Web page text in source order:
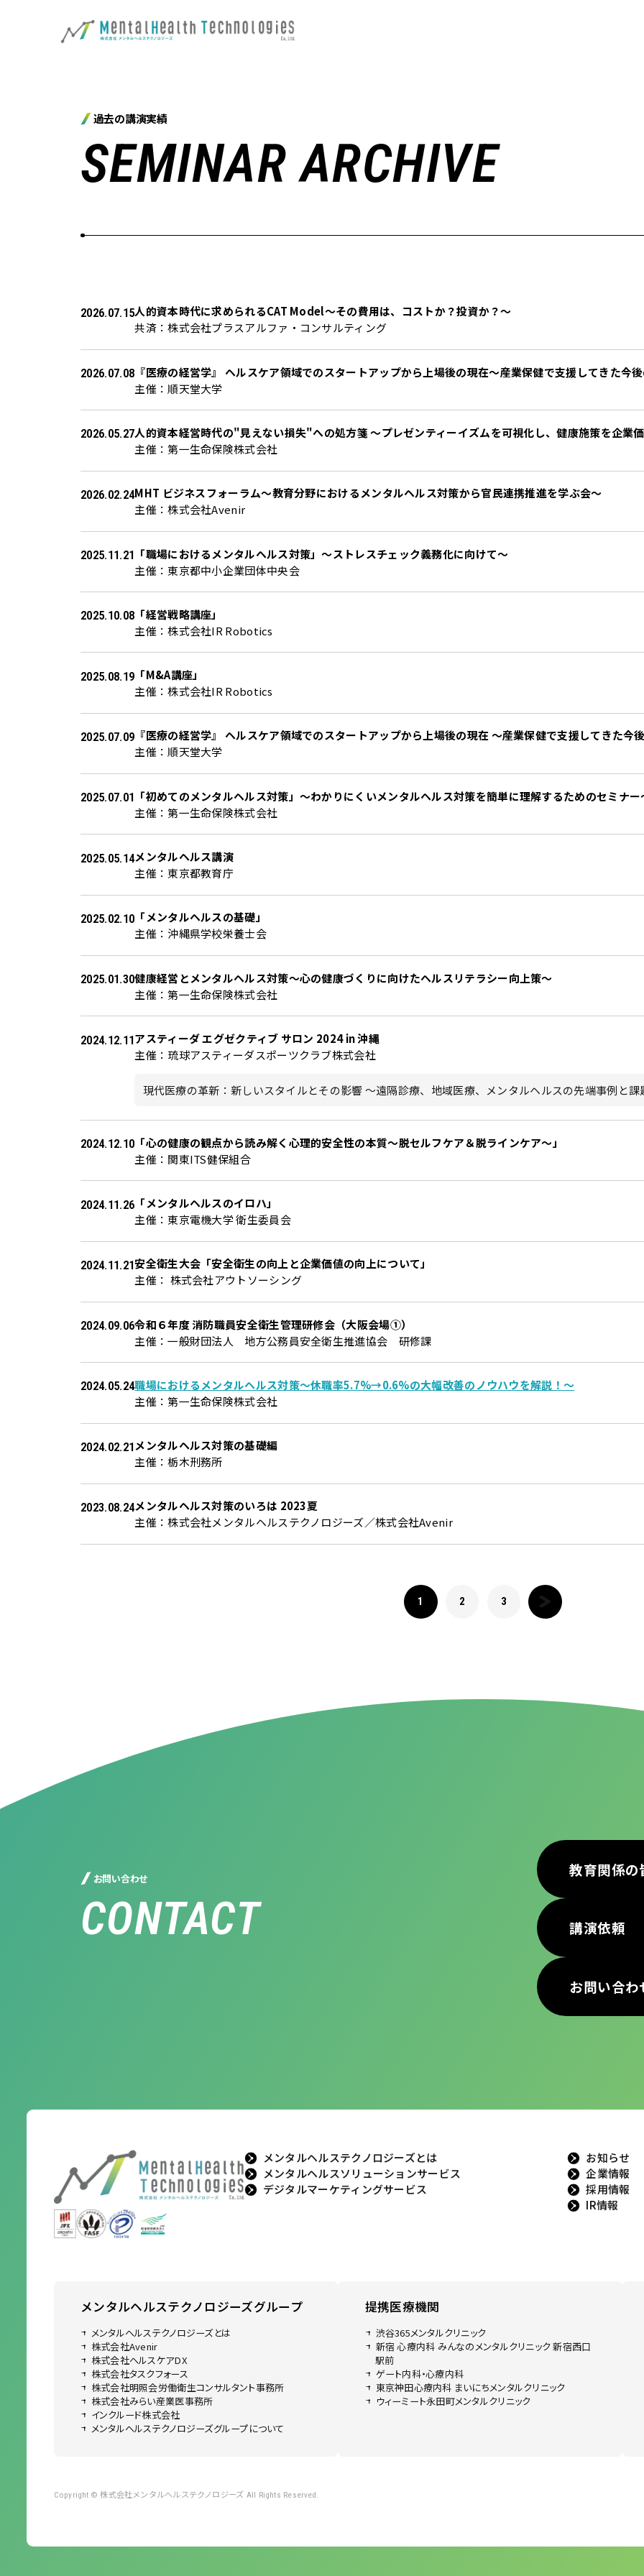
過去の講演実績
SEMINAR ARCHIVE
2026.07.15人的資本時代に求められるCAT Model〜その費用は、コストか？投資か？〜
共済：株式会社プラスアルファ・コンサルティング
2026.07.08 『医療の経営学』 ヘルスケア領域でのスタートアップから上場後の現在〜産業保健で支援してきた今
主催：順天堂大学
2026.05.27人的資本経営時代の"見えない損失"への処方箋 ～プレゼンティーイズムを可視化し、健康施策を企業
主催：第一生命保険株式会社
2026.02.24MHT ビジネスフォーラム〜教育分野におけるメンタルヘルス対策から官民連携推進を学ぶ会〜
主催：株式会社Avenir
2025.11.21 「職場におけるメンタルヘルス対策」～ストレスチェック義務化に向けて～
主催：東京都中小企業団体中央会
2025.10.08 「経営戦略講座」
主催：株式会社IR Robotics
2025.08.19 「M&A講座」
主催：株式会社IR Robotics
2025.07.09 『医療の経営学』 ヘルスケア領域でのスタートアップから上場後の現在 〜産業保健で支援してきた今
主催：順天堂大学
2025.07.01 「初めてのメンタルヘルス対策」～わかりにくいメンタルヘルス対策を簡単に理解するためのセミナー
主催：第一生命保険株式会社
2025.05.14メンタルヘルス講演
主催：東京都教育庁
2025.02.10 「メンタルヘルスの基礎」
主催：沖縄県学校栄養士会
2025.01.30健康経営とメンタルヘルス対策～心の健康づくりに向けたヘルスリテラシー向上策～
主催：第一生命保険株式会社
2024.12.11アスティーダ エグゼクティブ サロン 2024 in 沖縄
主催：琉球アスティーダスポーツクラブ株式会社
現代医療の革新：新しいスタイルとその影響 ～遠隔診療、地域医療、メンタルヘルスの先端事例と課
2024.12.10 「心の健康の観点から読み解く心理的安全性の本質～脱セルフケア＆脱ラインケア～」
主催：関東ITS健保組合
2024.11.26 「メンタルヘルスのイロハ」
主催：東京電機大学 衛生委員会
2024.11.21安全衛生大会「安全衛生の向上と企業価値の向上について」
主催： 株式会社アウトソーシング
2024.09.06令和６年度 消防職員安全衛生管理研修会（大阪会場①）
主催：一般財団法人 地方公務員安全衛生推進協会 研修課
2024.05.24職場におけるメンタルヘルス対策～休職率5.7%→0.6%の大幅改善のノウハウを解説！～
主催：第一生命保険株式会社
2024.02.21メンタルヘルス対策の基礎編
主催：栃木刑務所
2023.08.24メンタルヘルス対策のいろは 2023夏
主催：株式会社メンタルヘルステクノロジーズ／株式会社Avenir
1 2 3
お問い合わせ
CONTACT
教育関係の
講演依頼
お問い合わ
メンタルヘルステクノロジーズとは
メンタルヘルスソリューションサービス
デジタルマーケティングサービス
お知らせ
企業情報
採用情報
IR情報
メンタルヘルステクノロジーズグループ
メンタルヘルステクノロジーズとは
株式会社Avenir
株式会社ヘルスケアDX
株式会社タスクフォース
株式会社明照会労働衛生コンサルタント事務所
株式会社みらい産業医事務所
インクルード株式会社
メンタルヘルステクノロジーズグループについて
提携医療機関
渋谷365メンタルクリニック
新宿 心療内科 みんなのメンタルクリニック 新宿西口
駅前
ゲート内科・心療内科
東京神田心療内科 まいにちメンタルクリニック
ウィーミート永田町メンタルクリニック
Copyright ©株式会社メンタルヘルステクノロジーズ All Rights Reserved.